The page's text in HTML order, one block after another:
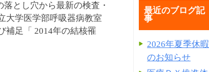
とし穴から最新の検査・
大学医学部呼吸器病教室
足「 2014年の結核罹
最近のブログ記
事
2026年夏季休暇
のお知らせ